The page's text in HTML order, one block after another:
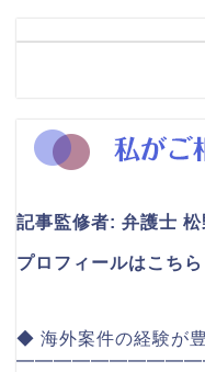
記事監修者: 弁護士
プロフィールはこち
◆ 海外案件の経験が